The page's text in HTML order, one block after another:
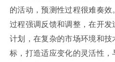
的活动，预测性过程很难奏
过程强调反馈和调整，在开
计划，在复杂的市场环境和技
标，打造适应变化的灵活性